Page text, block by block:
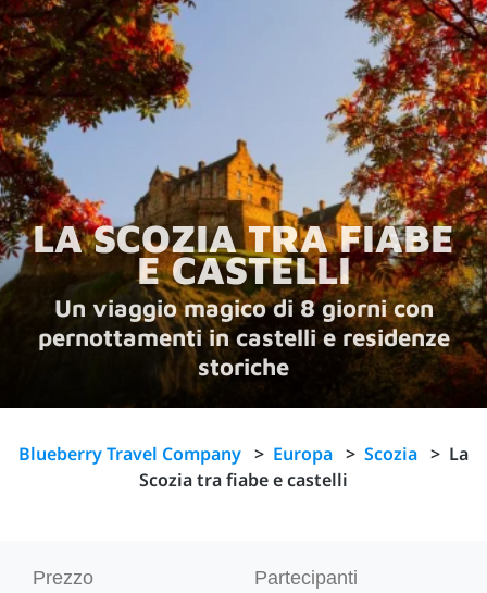
LA SCOZIA TRA FIABE
E CASTELLI
Un viaggio magico di 8 giorni con
pernottamenti in castelli e residenze
storiche
Blueberry Travel Company > Europa > Scozia > La
Scozia tra fiabe e castelli
Prezzo
Partecipanti